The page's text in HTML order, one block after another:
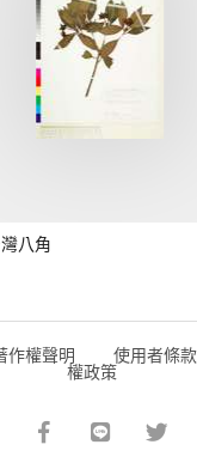
八角
作權聲明 使用者條
權政策